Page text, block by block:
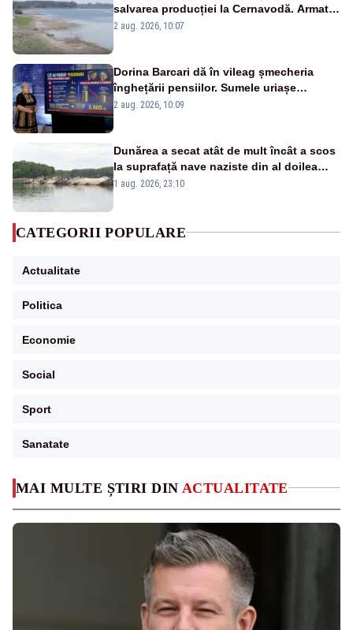
MAI MULTE ȘTIRI DIN ACTUALITATE
salvarea producției la Cernavodă. Armata
va detona o stâncă și va devia apa
2 aug. 2026, 10:07
Dorina Barcari dă în vileag șmecheria
înghețării pensiilor. Sumele uriașe
pierdute de fiecare român
2 aug. 2026, 10:09
Dunărea a secat atât de mult încât a scos
la suprafață nave naziste din al doilea
război mondial
1 aug. 2026, 23:10
CATEGORII POPULARE
Actualitate
Politica
Economie
Social
Sport
Sanatate